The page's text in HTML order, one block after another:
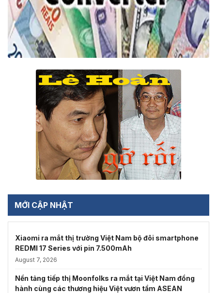
MỚI CẬP NHẬT
Xiaomi ra mắt thị trường Việt Nam bộ đôi smartphone
REDMI 17 Series với pin 7.500mAh
August 7, 2026
Nền tảng tiếp thị Moonfolks ra mắt tại Việt Nam đồng
hành cùng các thương hiệu Việt vươn tầm ASEAN